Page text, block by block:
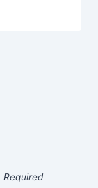
Required